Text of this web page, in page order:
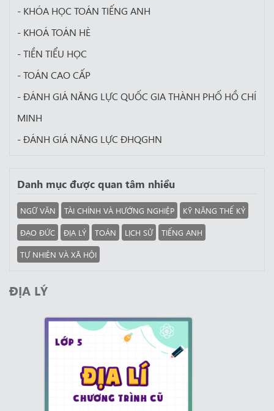
- KHÓA HỌC TOÁN TIẾNG ANH
- KHOÁ TOÁN HÈ
- TIỀN TIỂU HỌC
- TOÁN CAO CẤP
- ĐÁNH GIÁ NĂNG LỰC QUỐC GIA THÀNH PHỐ HỒ CHÍ
MINH
- ĐÁNH GIÁ NĂNG LỰC ĐHQGHN
Danh mục được quan tâm nhiều
NGỮ VĂN TÀI CHÍNH VÀ HƯỚNG NGHIỆP
KỸ NĂNG THẾ KỶ
ĐẠO ĐỨC
ĐỊA LÝ TOÁN LỊCH SỬ
TIẾNG ANH
TỰ NHIÊN VÀ XÃ HỘI
ĐỊA LÝ